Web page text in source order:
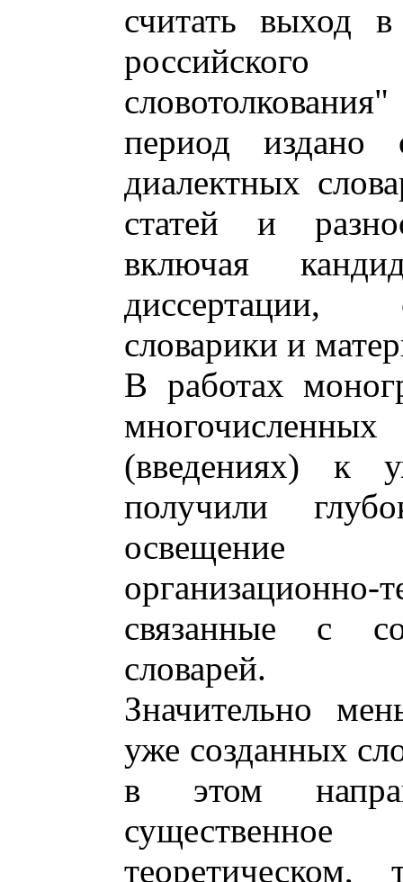
считать выход
период издано
диалектных
статей и
включая
диссертации,
словарики и
В работах
многочисленных
(введениях) к
получили
освещение
связанные с
словарей.
Значительно
уже созданных
в этом